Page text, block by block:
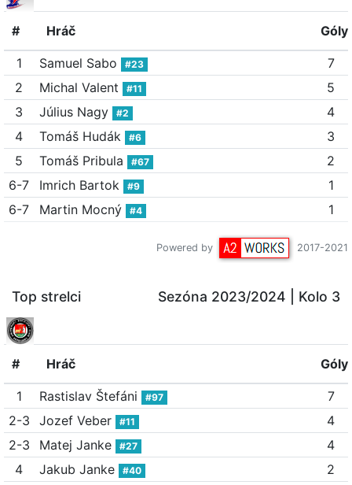
# Hráč Góly
1 Samuel Sabo #23
7
2
Michal Valent #11
5
3
Július Nagy #2
4
4
Tomáš Hudák #6
3
5
Tomáš Pribula #67
2
6-7
Imrich Bartok #9
1
6-7
Martin Mocný #4 1
Powered by 2017-2021
Top strelci Sezóna 2023/2024 | Kolo 3
# Hráč Góly
1 Rastislav Štefáni #97
7
2-3
Jozef Veber #11
4
2-3
Matej Janke #27
4
4
Jakub Janke #40
2